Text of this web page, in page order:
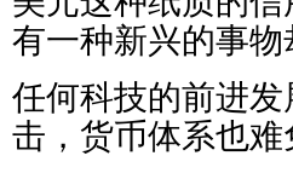
有一种新兴的事
任何科技的前进
击，货币体系也难